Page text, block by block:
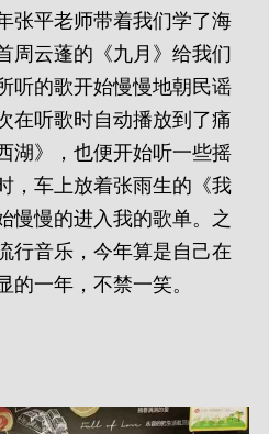
张平老师带着我们学了海
周云蓬的《九月》给我们
听的歌开始慢慢地朝民谣
在听歌时自动播放到了痛
湖》，也便开始听一些摇
，车上放着张雨生的《我
慢慢的进入我的歌单。之
行音乐，今年算是自己在
的一年，不禁一笑。